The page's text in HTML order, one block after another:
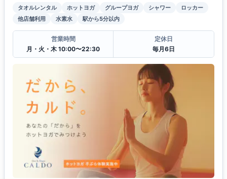
タオルレンタル ホットヨガ グループヨガ シャワー
ロッカー
他店舗利用
水素水 駅から5分以内
営業時間
月・火・木 10:00〜22:30
定休日
毎月6日